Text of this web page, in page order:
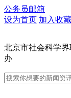
公务员邮箱
设为首页 加入收藏
北京市社会科学
办